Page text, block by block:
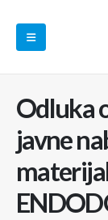
Odluka
javne